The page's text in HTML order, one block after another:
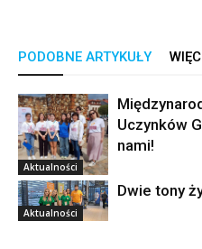
PODOBNE ARTYKUŁY
Aktualności
Uczynków
nami!
Aktualności
Dwie tony